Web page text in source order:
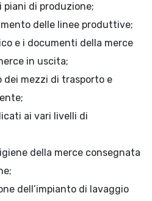
di produzione;
delle linee produttive;
e i documenti della merce
in uscita;
dei mezzi di trasporto e
ai vari livelli di
della merce consegnata
dell’impianto di lavaggio